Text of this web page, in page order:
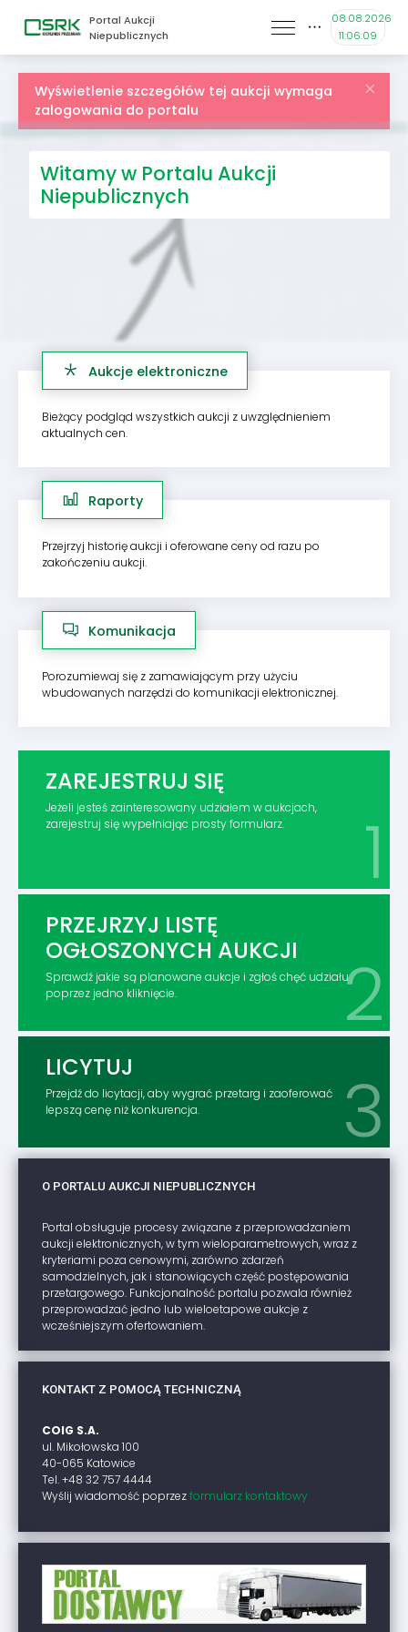
Portal Aukcji
Niepublicznych
08.08.2026
11:06:09
Wyświetlenie szczegółów tej aukcji wymaga
zalogowania do portalu
Witamy w Portalu Aukcji
Niepublicznych
Aukcje elektroniczne
Bieżący podgląd wszystkich aukcji z uwzględnieniem
aktualnych cen.
Raporty
Przejrzyj historię aukcji i oferowane ceny od razu po
zakończeniu aukcji.
Komunikacja
Porozumiewaj się z zamawiającym przy użyciu
wbudowanych narzędzi do komunikacji elektronicznej.
ZAREJESTRUJ SIĘ
Jeżeli jesteś zainteresowany udziałem w aukcjach,
zarejestruj się wypełniając prosty formularz.
PRZEJRZYJ LISTĘ
OGŁOSZONYCH AUKCJI
Sprawdź jakie są planowane aukcje i zgłoś chęć udziału
poprzez jedno kliknięcie.
LICYTUJ
Przejdź do licytacji, aby wygrać przetarg i zaoferować
lepszą cenę niż konkurencja.
O PORTALU AUKCJI NIEPUBLICZNYCH
Portal obsługuje procesy związane z przeprowadzaniem
aukcji elektronicznych, w tym wieloparametrowych, wraz z
kryteriami poza cenowymi, zarówno zdarzeń
samodzielnych, jak i stanowiących część postępowania
przetargowego. Funkcjonalność portalu pozwala również
przeprowadzać jedno lub wieloetapowe aukcje z
wcześniejszym ofertowaniem.
KONTAKT Z POMOCĄ TECHNICZNĄ
COIG S.A.
ul. Mikołowska 100
40-065 Katowice
Tel. +48 32 757 4444
Wyślij wiadomość poprzezformularz kontaktowy